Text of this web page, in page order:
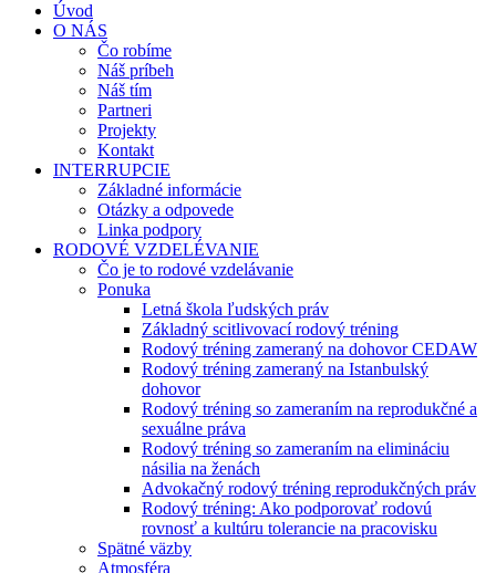
Úvod
O NÁS
Čo robíme
Náš príbeh
Náš tím
Partneri
Projekty
Kontakt
INTERRUPCIE
Základné informácie
Otázky a odpovede
Linka podpory
RODOVÉ VZDELÉVANIE
Čo je to rodové vzdelávanie
Ponuka
Letná škola ľudských práv
Základný scitlivovací rodový tréning
Rodový tréning zameraný na dohovor CEDAW
Rodový tréning zameraný na Istanbulský
dohovor
Rodový tréning so zameraním na reprodukčné a
sexuálne práva
Rodový tréning so zameraním na elimináciu
násilia na ženách
Advokačný rodový tréning reprodukčných práv
Rodový tréning: Ako podporovať rodovú
rovnosť a kultúru tolerancie na pracovisku
Spätné väzby
Atmosféra